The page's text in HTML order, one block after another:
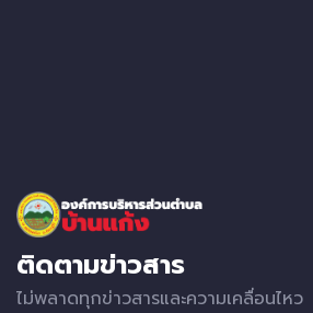
ติดตามข่าวสาร
ไม่พลาดทุกข่าวสารและความเคลื่อนไหว